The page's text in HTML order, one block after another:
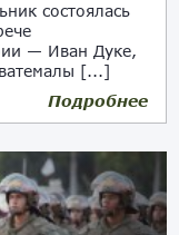
состоялась
— Иван Дуке,
[...]
Подробнее